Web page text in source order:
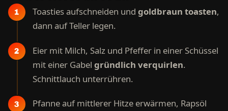
Toasties aufschneiden und goldbraun toasten,
dann auf Teller legen.
Eier mit Milch, Salz und Pfeffer in einer Schüssel
mit einer Gabel gründlich verquirlen.
Schnittlauch unterrühren.
Pfanne auf mittlerer Hitze erwärmen, Rapsöl